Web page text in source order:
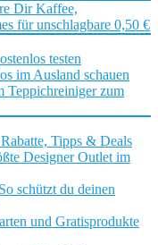
Dir Kaffee,
für unschlagbare 0,50 €
testen
im Ausland schauen
Teppichreiniger zum
Tipps & Deals
Designer Outlet im
schützt du deinen
und Gratisprodukte